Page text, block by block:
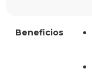
Beneficios